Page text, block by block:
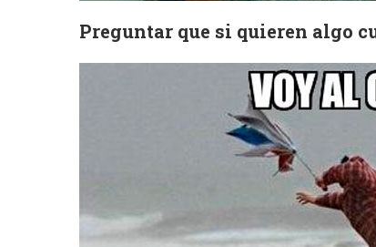
Preguntar que si quieren algo